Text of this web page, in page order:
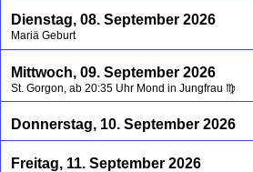
Dienstag, 08. September 2026
Mariä Geburt
Mittwoch, 09. September 2026
St. Gorgon, ab 20:35 Uhr Mond in Jungfrau ♍
Donnerstag, 10. September 2026
Freitag, 11. September 2026